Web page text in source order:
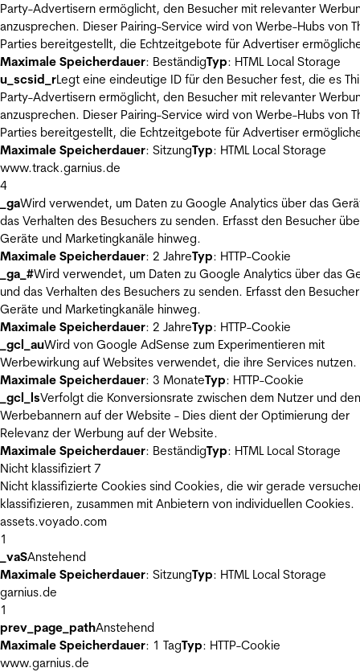
Party-Advertisern ermöglicht, den Besucher mit relevanter
anzusprechen. Dieser Pairing-Service wird von Werbe-Hubs von
Parties bereitgestellt, die Echtzeitgebote für Advertiser
Maximale Speicherdauer: BeständigTyp: HTML Local Storage
u_scsid_rLegt eine eindeutige ID für den Besucher fest, die es
Party-Advertisern ermöglicht, den Besucher mit relevanter
anzusprechen. Dieser Pairing-Service wird von Werbe-Hubs von
Parties bereitgestellt, die Echtzeitgebote für Advertiser
Maximale Speicherdauer: SitzungTyp: HTML Local Storage
www.track.garnius.de
4
_gaWird verwendet, um Daten zu Google Analytics über das
das Verhalten des Besuchers zu senden. Erfasst den Besucher
Geräte und Marketingkanäle hinweg.
Maximale Speicherdauer: 2 JahreTyp: HTTP-Cookie
_ga_#Wird verwendet, um Daten zu Google Analytics über das
und das Verhalten des Besuchers zu senden. Erfasst den
Geräte und Marketingkanäle hinweg.
Maximale Speicherdauer: 2 JahreTyp: HTTP-Cookie
_gcl_auWird von Google AdSense zum Experimentieren mit
Werbewirkung auf Websites verwendet, die ihre Services nutzen.
Maximale Speicherdauer: 3 MonateTyp: HTTP-Cookie
_gcl_lsVerfolgt die Konversionsrate zwischen dem Nutzer und den
Werbebannern auf der Website - Dies dient der Optimierung der
Relevanz der Werbung auf der Website.
Maximale Speicherdauer: BeständigTyp: HTML Local Storage
Nicht klassifiziert 7
Nicht klassifizierte Cookies sind Cookies, die wir gerade
klassifizieren, zusammen mit Anbietern von individuellen Cookies.
assets.voyado.com
1
_vaSAnstehend
Maximale Speicherdauer: SitzungTyp: HTML Local Storage
garnius.de
1
prev_page_pathAnstehend
Maximale Speicherdauer: 1 TagTyp: HTTP-Cookie
www.garnius.de